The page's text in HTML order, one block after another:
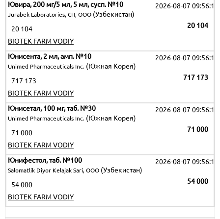
Ювира, 200 мг/5 мл, 5 мл, сусп. №10
Jurabek Laboratories, СП, ООО (Узбекистан)
2026-08-07 09:56:12
20 104
20 104
BIOTEK FARM VODIY
Юнисента, 2 мл, амп. №10
Unimed Pharmaceuticals Inc. (Южная Корея)
2026-08-07 09:56:12
717 173
717 173
BIOTEK FARM VODIY
Юнисетал, 100 мг, таб. №30
Unimed Pharmaceuticals Inc. (Южная Корея)
2026-08-07 09:56:12
71 000
71 000
BIOTEK FARM VODIY
Юнифестол, таб. №100
Salomatlik Diyor Kelajak Sari, OOO (Узбекистан)
2026-08-07 09:56:12
54 000
54 000
BIOTEK FARM VODIY